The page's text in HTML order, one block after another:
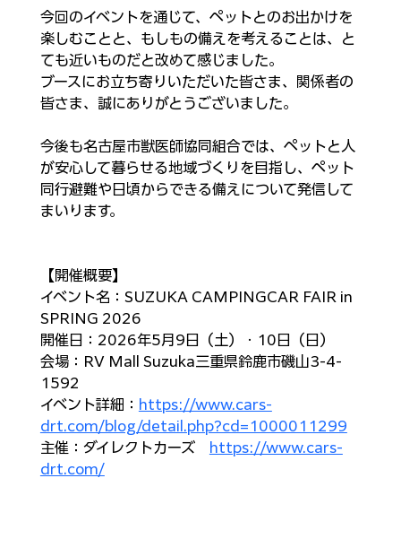
今回のイベントを通じて、ペットとのお出かけを
楽しむことと、もしもの備えを考えることは、と
ても近いものだと改めて感じました。
ブースにお立ち寄りいただいた皆さま、関係者の
皆さま、誠にありがとうございました。
今後も名古屋市獣医師協同組合では、ペットと人
が安心して暮らせる地域づくりを目指し、ペット
同行避難や日頃からできる備えについて発信して
まいります。
【開催概要】
イベント名：SUZUKA CAMPINGCAR FAIR in
SPRING 2026
開催日：2026年5月9日（土）・10日（日）
会場：RV Mall Suzuka三重県鈴鹿市磯山3-4-
1592
イベント詳細： https://www.cars-
drt.com/blog/detail.php?cd=1000011299
主催：ダイレクトカーズ
https://www.cars-
drt.com/